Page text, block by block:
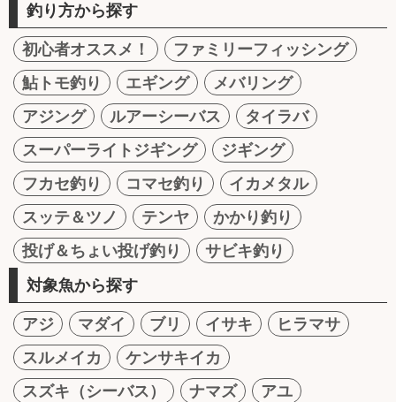
釣り方から探す
初心者オススメ！
ファミリーフィッシング
鮎トモ釣り
エギング
メバリング
アジング
ルアーシーバス
タイラバ
スーパーライトジギング
ジギング
フカセ釣り
コマセ釣り
イカメタル
スッテ＆ツノ
テンヤ
かかり釣り
投げ＆ちょい投げ釣り
サビキ釣り
対象魚から探す
アジ マダイ ブリ イサキ
ヒラマサ
スルメイカ
ケンサキイカ
スズキ（シーバス）
ナマズ
アユ